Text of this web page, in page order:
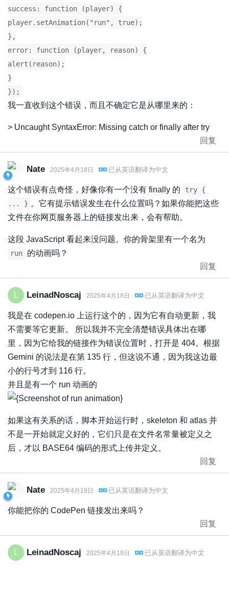
success: function (player) {
player.setAnimation("run", true);
},
error: function (player, reason) {
alert(reason);
}
});
我一直收到这个错误，而且不确定它是从哪里来的：
> Uncaught SyntaxError: Missing catch or finally after try
回复
Nate 2025年4月18日 已从英语翻译为中文
这个错误有点奇怪，好像你有一个没有 finally 的
try {
... } 。它有提示错误发生在什么位置吗？如果你能把这些
文件在你网页服务器上的链接发出来，会有帮助。
这段 JavaScript 看起来没问题。你的骨架里有一个名为
run
的动画吗？
回复
LeinadNoscaj 2025年4月18日 已从英语翻译为中文
我是在 codepen.io 上运行这个的，因为它有自动更新，我
不需要等它更新。 所以我并不完全清楚错误具体出在哪
里，因为它给我的链接作为错误位置时，打开是 404。根据
Gemini 的说法是在第 135 行，但这说不通，因为我这边最
小的行号才到 116 行。
并且是有一个 run 动画的
如果这有关系的话，脚本开始运行时，skeleton 和 atlas 并
不是一开始就定义好的，它们只是在文件名常量被定义之
后，才以 BASE64 编码的形式上传并定义。
回复
Nate 2025年4月19日 已从英语翻译为中文
你能把你的 CodePen 链接发出来吗？
回复
LeinadNoscaj 2025年4月19日 已从英语翻译为中文